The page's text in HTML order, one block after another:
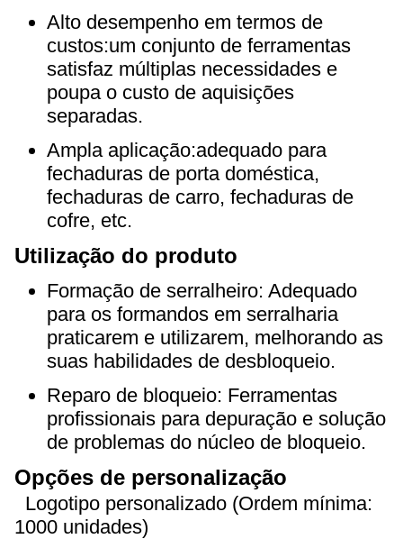
Alto desempenho em termos de
custos:um conjunto de ferramentas
satisfaz múltiplas necessidades e
poupa o custo de aquisições
separadas.
Ampla aplicação:adequado para
fechaduras de porta doméstica,
fechaduras de carro, fechaduras de
cofre, etc.
Utilização do produto
Formação de serralheiro: Adequado
para os formandos em serralharia
praticarem e utilizarem, melhorando as
suas habilidades de desbloqueio.
Reparo de bloqueio: Ferramentas
profissionais para depuração e solução
de problemas do núcleo de bloqueio.
Opções de personalização
Logotipo personalizado (Ordem mínima:
1000 unidades)